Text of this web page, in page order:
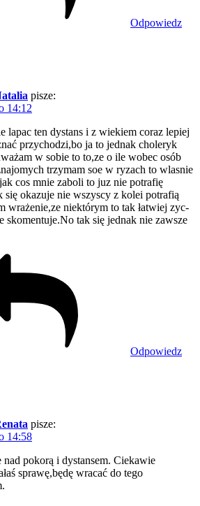
Odpowiedz
pisze:
14:12
lapac ten dystans i z wiekiem coraz lepiej
przychodzi,bo ja to jednak choleryk
w sobie to to,ze o ile wobec osób
trzymam soe w ryzach to wlasnie
cos mnie zaboli to juz nie potrafię
się okazuje nie wszyscy z kolei potrafią
wrażenie,ze niektórym to tak łatwiej zyc-
skomentuje.No tak się jednak nie zawsze
Odpowiedz
pisze:
14:58
nad pokorą i dystansem. Ciekawie
sprawę,będę wracać do tego